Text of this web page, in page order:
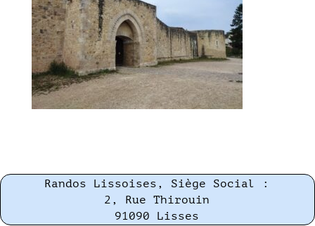
Randos Lissoises, Siège Social :
2, Rue Thirouin
91090 Lisses